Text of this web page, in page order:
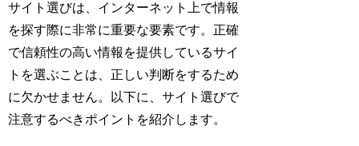
サイト選びは、インターネット上で情報
を探す際に非常に重要な要素です。正確
で信頼性の高い情報を提供しているサイ
トを選ぶことは、正しい判断をするため
に欠かせません。以下に、サイト選びで
注意するべきポイントを紹介します。